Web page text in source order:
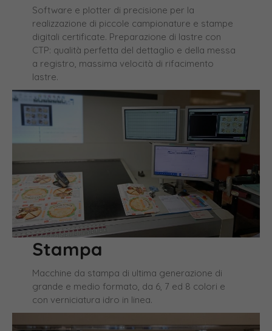
Software e plotter di precisione per la
realizzazione di piccole campionature e stampe
digitali certificate. Preparazione di lastre con
CTP: qualità perfetta del dettaglio e della messa
a registro, massima velocità di rifacimento
lastre.
Stampa
Macchine da stampa di ultima generazione di
grande e medio formato, da 6, 7 ed 8 colori e
con verniciatura idro in linea.